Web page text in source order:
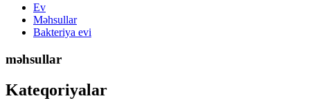
Ev
Məhsullar
Bakteriya evi
məhsullar
Kateqoriyalar